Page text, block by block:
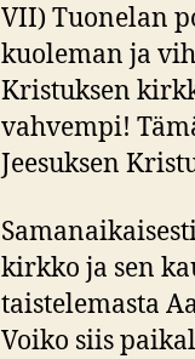
VII) Tuonelan
kuoleman ja
Kristuksen
vahvempi!
Jeesuksen
kirkko ja sen
taistelemasta
Voiko siis